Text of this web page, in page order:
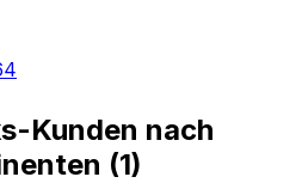
Kunden nach
(1)